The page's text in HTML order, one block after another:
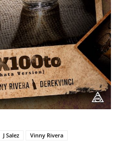
J Salez Vinny Rivera